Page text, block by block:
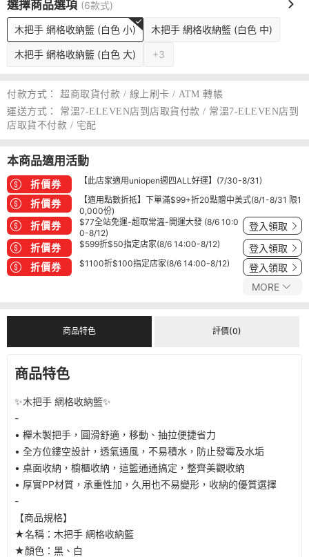
選擇商品選項 (6款式)
木把手 網格收納籃 (白色 小) 木把手 網格收納籃 (白色 中)
木把手 網格收納籃 (白色 大) +3
付款方式：
超商取貨付款 / 線上刷卡 / ATM 轉帳
運送方式：
常溫7-ELEVEN店到店取貨付款 / 常溫7-ELEVEN店到
店取貨不付款 / 宅配
本商品適用活動
折價券 【此店家適用uniopen週四ALL好運】(7/30-8/31)
折價券
【適用點數折抵】下單滿$99+折20點贈中美式(8/1-8/31 限1
0,000份)
折價券
$77全站免運-超取常溫-開運大發 (8/6 10:0
0-8/12)
登入領取
折價券 $599折$50指定店家(8/6 14:00-8/12) 登入領取
折價券 $1100折$100指定店家(8/6 14:00-8/12) 登入領取
MORE
商品特色 評價(0)
商品特色
✨木把手 網格收納籃✨
-
• 櫸木製把手，圓滑舒適，移動、抽拉便捷省力
• 全方位鏤空設計，透氣通風，不易積水，防止發霉及水垢
• 桌面收納，櫥櫃收納，這籃通通搞定，整齊美觀收納
• 厚實PP材質，承重性加，久用也不易變形，收納的優質選擇
-
【商品規格】
★名稱：木把手 網格收納籃
★顏色：黑、白